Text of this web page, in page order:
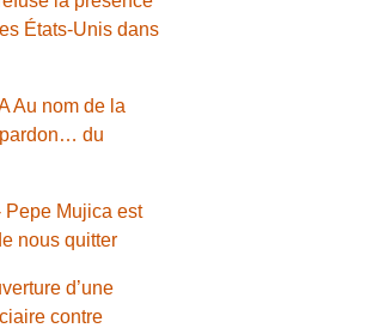
États-Unis dans
Au nom de la
du
Pepe Mujica est
nous quitter
d’une
contre